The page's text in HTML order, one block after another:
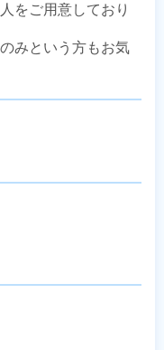
をご用意しており
みという方もお気